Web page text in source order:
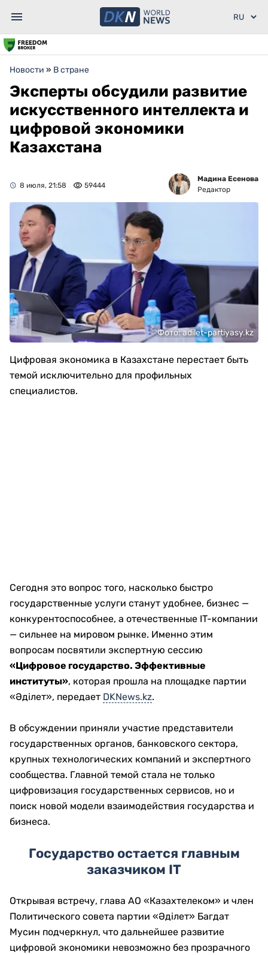
Новости » В стране
Эксперты обсудили развитие
искусственного интеллекта и
цифровой экономики
Казахстана
8 июля, 21:58 59444
Мадина Есенова
Редактор
Фото: adilet-partiyasy.kz
Цифровая экономика в Казахстане перестает быть
темой исключительно для профильных
специалистов.
Сегодня это вопрос того, насколько быстро
государственные услуги станут удобнее, бизнес —
конкурентоспособнее, а отечественные IT-компании
— сильнее на мировом рынке. Именно этим
вопросам посвятили экспертную сессию
«Цифровое государство. Эффективные
институты», которая прошла на площадке партии
«Әділет», передает DKNews.kz.
В обсуждении приняли участие представители
государственных органов, банковского сектора,
крупных технологических компаний и экспертного
сообщества. Главной темой стала не только
цифровизация государственных сервисов, но и
поиск новой модели взаимодействия государства и
бизнеса.
Государство остается главным
заказчиком IT
Открывая встречу, глава АО «Казахтелеком» и член
Политического совета партии «Әділет» Багдат
Мусин подчеркнул, что дальнейшее развитие
цифровой экономики невозможно без прозрачного